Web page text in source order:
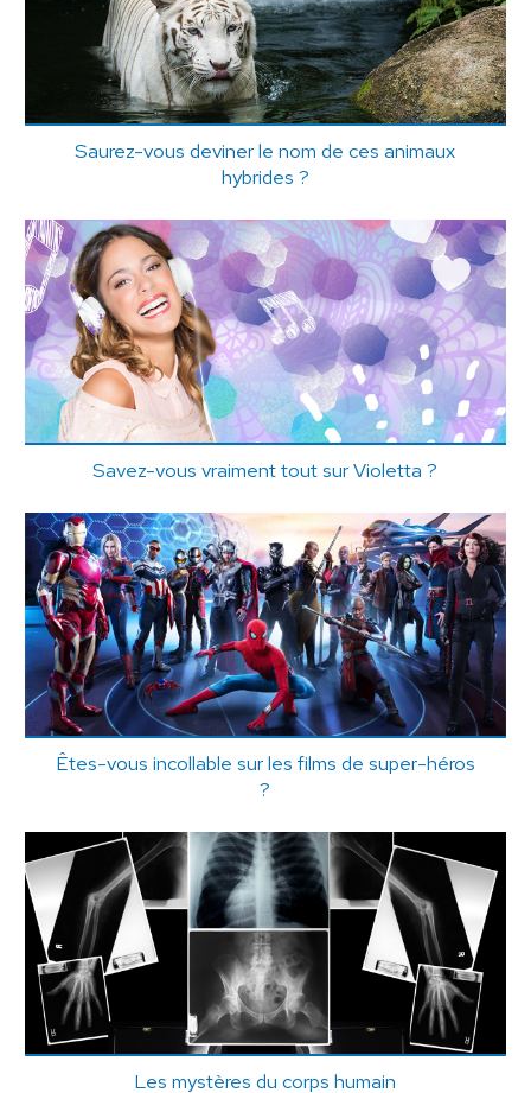
Saurez-vous deviner le nom de ces animaux
hybrides ?
Savez-vous vraiment tout sur Violetta ?
Êtes-vous incollable sur les films de super-héros
?
Les mystères du corps humain